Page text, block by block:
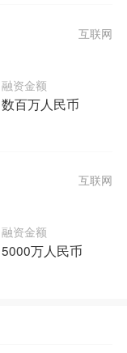
融资金额
数百万人民币
互联网
融资金额
5000万人民币
互联网